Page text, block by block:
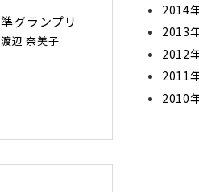
準グランプリ
渡辺 奈美子
2014
2013
2012
2011
2010